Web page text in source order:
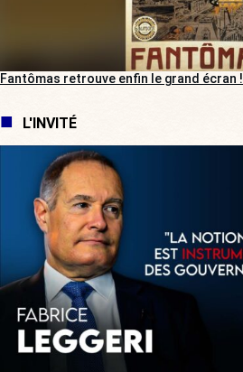
Fantômas retrouve enfin le grand écran !
L'INVITÉ